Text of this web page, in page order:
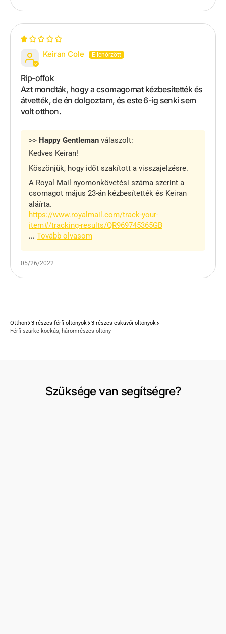
05/26/2022
Keiran Cole
Rip-offok
Azt mondták, hogy a csomagomat kézbesítették és
átvették, de én dolgoztam, és este 6-ig senki sem
volt otthon.
>> Happy Gentleman válaszolt:
Kedves Keiran!
Köszönjük, hogy időt szakított a visszajelzésre.
A Royal Mail nyomonkövetési száma szerint a
csomagot május 23-án kézbesítették és Keiran
aláírta.
https://www.royalmail.com/track-your-
item#/tracking-results/QR969745365GB
... Tovább olvasom
Otthon 3 részes férfi öltönyök
3 részes esküvői öltönyök
Férfi szürke kockás, háromrészes öltöny
Szüksége van segítségre?